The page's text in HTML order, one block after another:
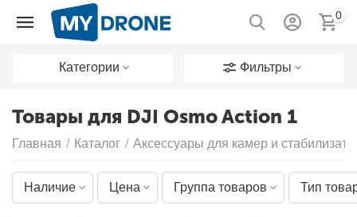
0
Категории Фильтры
Товары для DJI Osmo Action 1
Главная / Каталог / Аксессуары для камер и
Наличие Цена Группа товаров Тип